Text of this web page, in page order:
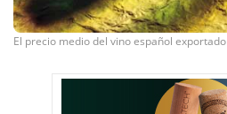
El precio medio del vino español